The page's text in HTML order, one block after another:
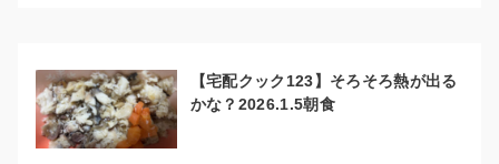
【宅配クック123】そろそろ熱が出る
かな？2026.1.5朝食